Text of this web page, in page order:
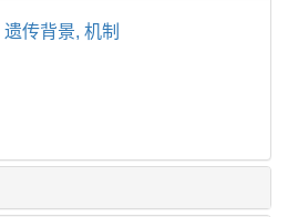
遗传背景, 机制